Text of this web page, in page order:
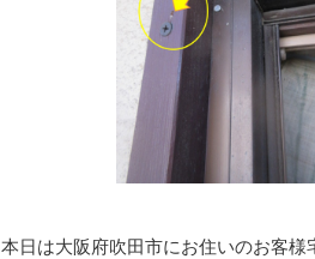
本日は大阪府吹田市にお住いのお客様